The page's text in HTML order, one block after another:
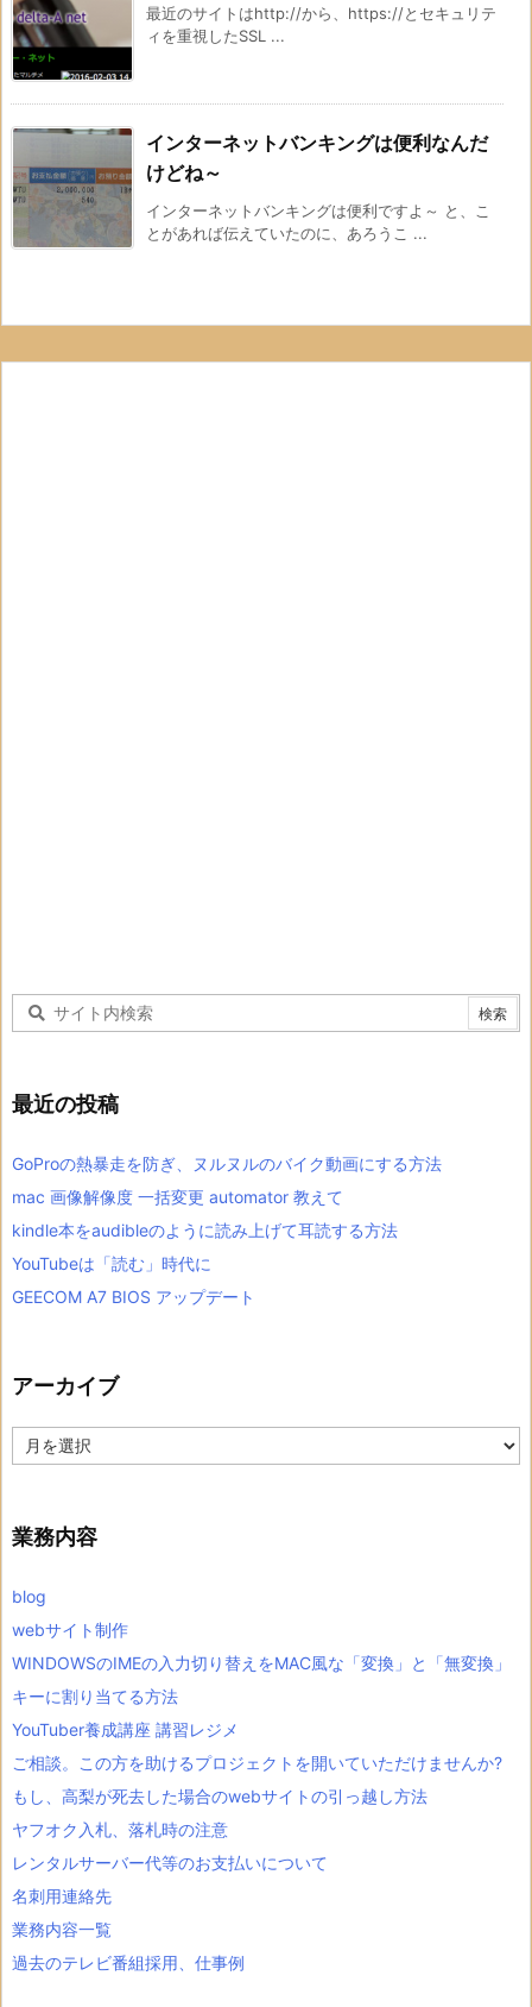
最近のサイトはhttp://から、https://とセキュリテ
ィを重視したSSL ...
インターネットバンキングは便利なんだ
けどね～
インターネットバンキングは便利ですよ～ と、こ
とがあれば伝えていたのに、あろうこ ...
最近の投稿
GoProの熱暴走を防ぎ、ヌルヌルのバイク動画にする方法
mac 画像解像度 一括変更 automator 教えて
kindle本をaudibleのように読み上げて耳読する方法
YouTubeは「読む」時代に
GEECOM A7 BIOS アップデート
アーカイブ
ー
ブ
業務内容
blog
webサイト制作
WINDOWSのIMEの入力切り替えをMAC風な「変換」と「無変換」
キーに割り当てる方法
YouTuber養成講座 講習レジメ
ご相談。この方を助けるプロジェクトを開いていただけませんか?
もし、高梨が死去した場合のwebサイトの引っ越し方法
ヤフオク入札、落札時の注意
レンタルサーバー代等のお支払いについて
名刺用連絡先
業務内容一覧
過去のテレビ番組採用、仕事例